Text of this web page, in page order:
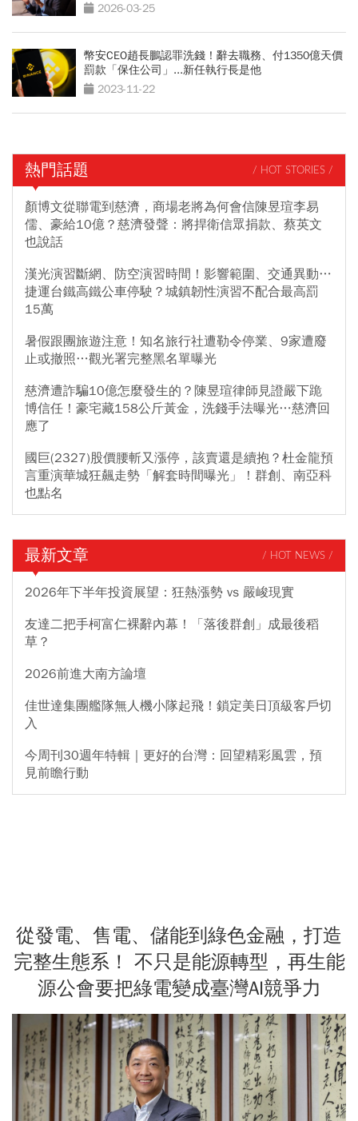
2026-03-25
幣安CEO趙長鵬認罪洗錢！辭去職務、付1350億天價
罰款「保住公司」...新任執行長是他
2023-11-22
熱門話題 / HOT STORIES /
顏博文從聯電到慈濟，商場老將為何會信陳昱瑄李易
儒、豪給10億？慈濟發聲：將捍衛信眾捐款、蔡英文
也說話
漢光演習斷網、防空演習時間！影響範圍、交通異動…
捷運台鐵高鐵公車停駛？城鎮韌性演習不配合最高罰
15萬
暑假跟團旅遊注意！知名旅行社遭勒令停業、9家遭廢
止或撤照…觀光署完整黑名單曝光
慈濟遭詐騙10億怎麼發生的？陳昱瑄律師見證嚴下跪
博信任！豪宅藏158公斤黃金，洗錢手法曝光…慈濟回
應了
國巨(2327)股價腰斬又漲停，該賣還是續抱？杜金龍預
言重演華城狂飆走勢「解套時間曝光」！群創、南亞科
也點名
最新文章 / HOT NEWS /
2026年下半年投資展望：狂熱漲勢 vs 嚴峻現實
友達二把手柯富仁裸辭內幕！「落後群創」成最後稻
草？
2026前進大南方論壇
佳世達集團艦隊無人機小隊起飛！鎖定美日頂級客戶切
入
今周刊30週年特輯｜更好的台灣：回望精彩風雲，預
見前瞻行動
從發電、售電、儲能到綠色金融，打造
完整生態系！ 不只是能源轉型，再生能
源公會要把綠電變成臺灣AI競爭力